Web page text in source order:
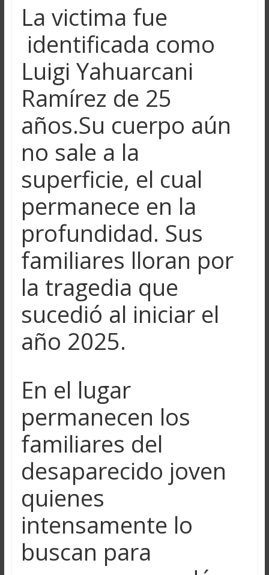
La victima fue
identificada como
Luigi Yahuarcani
Ramírez de 25
años.Su cuerpo aún
no sale a la
superficie, el cual
permanece en la
profundidad. Sus
familiares lloran por
la tragedia que
sucedió al iniciar el
año 2025.
En el lugar
permanecen los
familiares del
desaparecido joven
quienes
intensamente lo
buscan para